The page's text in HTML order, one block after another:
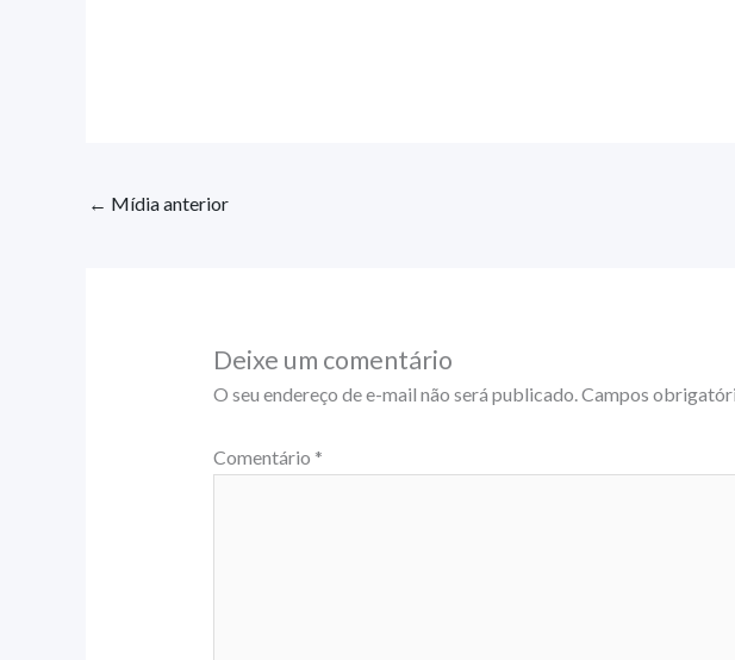
← Mídia anterior
Deixe um comentário
O seu endereço de e-mail não será publicado.Campos
Comentário *